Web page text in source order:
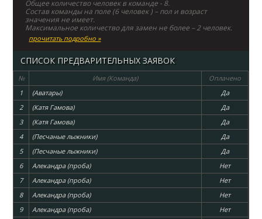
Общее количество человек в команде - 8.
Состав команды на поле (6 человек ) – пол и возраст
значения не имеет.
Максимальное количество для замен не более – 2 человек.
прочитать подробно »
СПИСОК ПРЕДВАРИТЕЛЬНЫХ ЗАЯВОК
№ Имя (Команда)
Оплачено
1
(Аватары)
Да
2
(Катя Гамова)
Да
3
(Катя Гамова)
Да
4
(Песчаные лыжники)
Да
5
(Песчаные лыжники)
Да
6
Алекандра (проба)
Нет
7
Алекандра (проба)
Нет
8
Алекандра (проба)
Нет
9
Алекандра (проба)
Нет